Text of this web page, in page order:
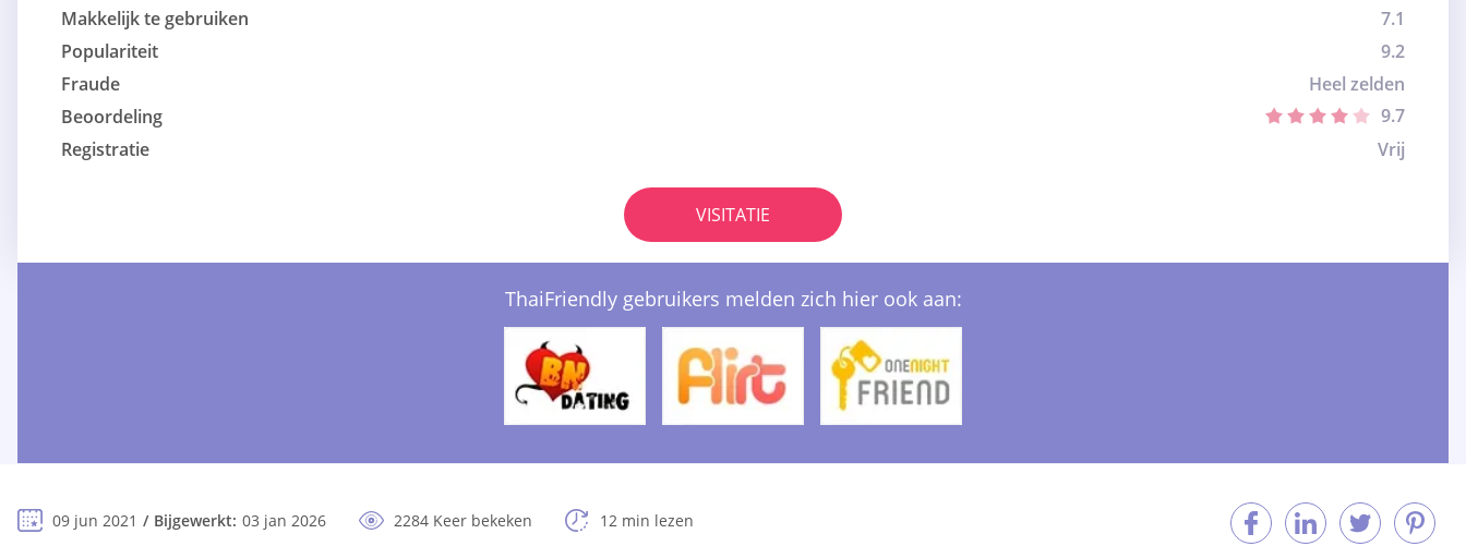
Makkelijk te gebruiken
7.1
Populariteit
9.2
Fraude
Heel zelden
Beoordeling
9.7
Registratie
Vrij
VISITATIE
ThaiFriendly gebruikers melden zich hier ook aan:
09 jun 2021 Bijgewerkt: 03 jan 2026 2284 Keer bekeken 12 min lezen